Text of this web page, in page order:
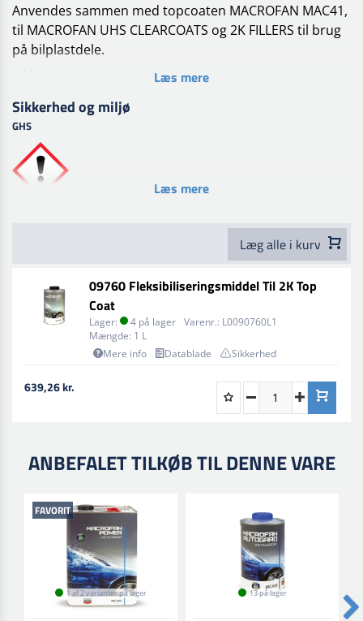
Anvendes sammen med topcoaten MACROFAN MAC41,
til MACROFAN UHS CLEARCOATS og 2K FILLERS til brug
på bilplastdele.
Anvendes i MACROFAN MAC41 og til MACROFAN UHS
CLEARCOATS som følger:
Topcoat/klarlak 750 eller 800 dele
09760 FLESSIBILIZZANTE 250 eller 200 dele
Læs mere
Sikkerhed og miljø
GHS
Læs mere
Læg alle i kurv
09760 Fleksibiliseringsmiddel Til 2K Top
Coat
Lager: 4 på lager Varenr.: L0090760L1
Mængde: 1 L
Mere info
Datablade Sikkerhed
639,26 kr.
ANBEFALET TILKØB TIL DENNE VARE
FAVORIT
1 af 2 varianter på lager 13 på lager